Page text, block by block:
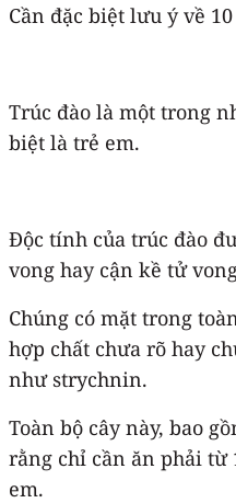
Cần đặc biệt lưu ý về
Trúc đào là một trong
biệt là trẻ em.
Độc tính của trúc đào
vong hay cận kề tử
Chúng có mặt trong
hợp chất chưa rõ hay
như strychnin.
Toàn bộ cây này, bao
rằng chỉ cần ăn phải từ
em.